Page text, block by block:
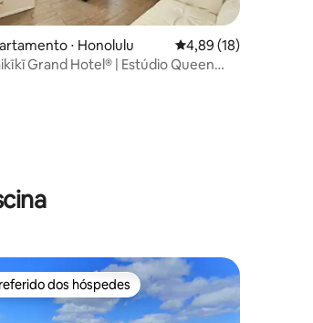
média de 5, 189 avaliações
⋅ Honolulu 4,89 de uma
4,89 (18)
Grand Hotel® | Estúdio Queen
dos hóspedes
dos hóspedes